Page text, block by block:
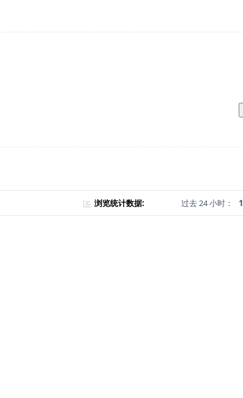
浏览统计数据: 过去 24 小时： 1